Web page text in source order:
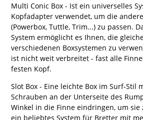
Multi Conic Box - Ist ein universelles
Kopfadapter verwendet, um die
(Powerbox, Tuttle, Trim...) zu passen.
System ermöglicht es Ihnen, die
verschiedenen Boxsystemen zu
ist nicht weit verbreitet - fast alle
festen Kopf.
Slot Box - Eine leichte Box im Surf-Stil
Schrauben an der Unterseite des
Winkel in die Finne eindringen, um sie
ein beliebtes System für Bretter mit